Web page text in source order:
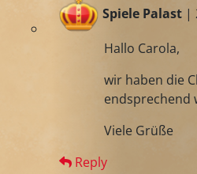
Spiele Palast |
Hallo Carola,
wir haben die
endsprechend
Viele Grüße
Reply